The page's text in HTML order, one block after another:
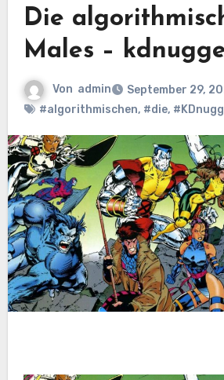
Die
Males –
Von admin
September 29,
#algorithmischen, #die,